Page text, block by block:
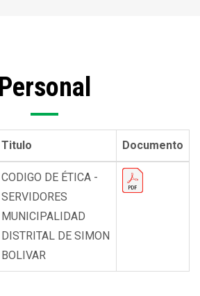
Personal
Titulo Documento
CODIGO DE ÉTICA -
SERVIDORES
MUNICIPALIDAD
DISTRITAL DE SIMON
BOLIVAR